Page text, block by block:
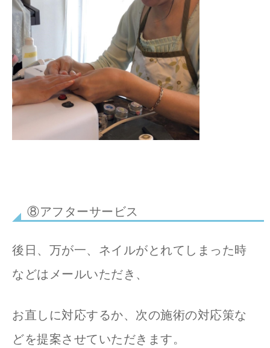
⑧アフターサービス
後日、万が一、ネイルがとれてしまった時
などはメールいただき、
お直しに対応するか、次の施術の対応策な
どを提案させていただきます。